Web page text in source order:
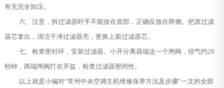
有无完全卸压。
六、注意，拆过滤器时手不能放在底部，正确应放在两侧。把原过滤
器芯拿出，清洁干净过滤器壳，更换上新过滤器芯。
七、检查密封环，安装过滤器。小开分离器端这一个闸阀，排气约20
秒钟，两端闸阀打在开益，检查过滤器密闭性。
以上就是小编对“常州中央空调主机维修保养方法及步骤”一文的全部